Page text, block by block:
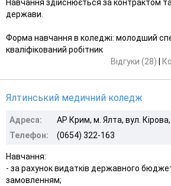
Навчання здійснюється за контрактом
держави.
Форма навчання в коледжі: молодший
кваліфікований робітник
Відгуки (28)
Ялтинський медичний коледж
Адреса:
АР Крим, м. Ялта, вул.
Телефон:
(0654) 322-163
Навчання:
- за рахунок видатків державного
замовленням;